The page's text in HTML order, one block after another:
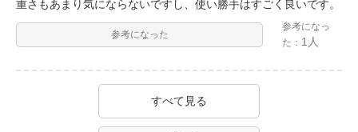
重さもあまり気にならないですし、使い勝手はすごく良いです。
参考になった
参考になっ
た： 1人
すべて見る